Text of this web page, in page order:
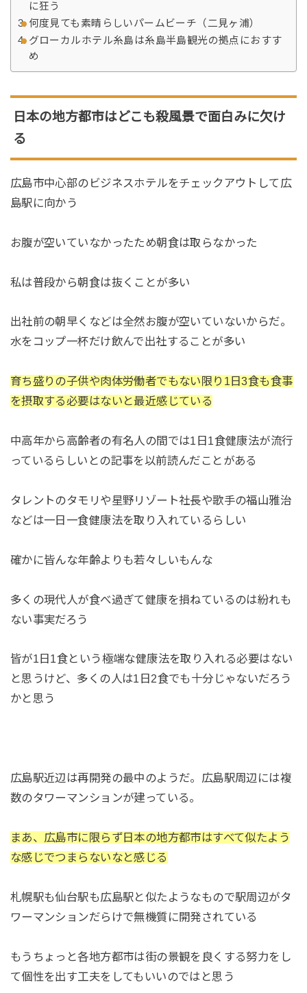
に狂う
何度見ても素晴らしいパームビーチ（二見ヶ浦）
グローカルホテル糸島は糸島半島観光の拠点におすす
め
日本の地方都市はどこも殺風景で面白みに欠け
る
広島市中心部のビジネスホテルをチェックアウトして広
島駅に向かう
お腹が空いていなかったため朝食は取らなかった
私は普段から朝食は抜くことが多い
出社前の朝早くなどは全然お腹が空いていないからだ。
水をコップ一杯だけ飲んで出社することが多い
育ち盛りの子供や肉体労働者でもない限り1日3食も食事
を摂取する必要はないと最近感じている
中高年から高齢者の有名人の間では1日1食健康法が流行
っているらしいとの記事を以前読んだことがある
タレントのタモリや星野リゾート社長や歌手の福山雅治
などは一日一食健康法を取り入れているらしい
確かに皆んな年齢よりも若々しいもんな
多くの現代人が食べ過ぎて健康を損ねているのは紛れも
ない事実だろう
皆が1日1食という極端な健康法を取り入れる必要はない
と思うけど、多くの人は1日2食でも十分じゃないだろう
かと思う
広島駅近辺は再開発の最中のようだ。広島駅周辺には複
数のタワーマンションが建っている。
まあ、広島市に限らず日本の地方都市はすべて似たよう
な感じでつまらないなと感じる
札幌駅も仙台駅も広島駅と似たようなもので駅周辺がタ
ワーマンションだらけで無機質に開発されている
もうちょっと各地方都市は街の景観を良くする努力をし
て個性を出す工夫をしてもいいのではと思う